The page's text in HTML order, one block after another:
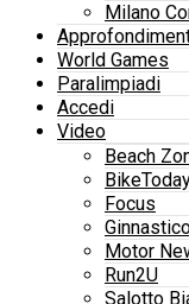
Milano
World Games
Paralimpiadi
Accedi
Video
Beach
Focus
Motor
Run2U
Salotto